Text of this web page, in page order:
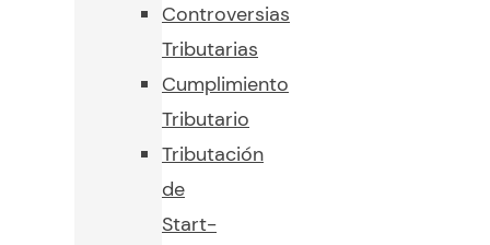
Controversias
Tributarias
Cumplimiento
Tributario
Tributación
de
Start-